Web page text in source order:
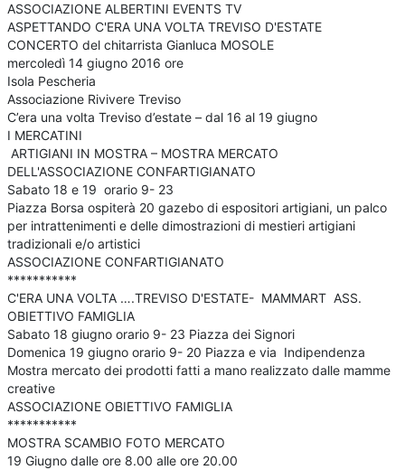
ASSOCIAZIONE ALBERTINI EVENTS TV
ASPETTANDO C'ERA UNA VOLTA TREVISO D'ESTATE
CONCERTO del chitarrista Gianluca MOSOLE
mercoledì 14 giugno 2016 ore
Isola Pescheria
Associazione Rivivere Treviso
C’era una volta Treviso d’estate – dal 16 al 19 giugno
I MERCATINI
ARTIGIANI IN MOSTRA – MOSTRA MERCATO
DELL'ASSOCIAZIONE CONFARTIGIANATO
Sabato 18 e 19 orario 9- 23
Piazza Borsa ospiterà 20 gazebo di espositori artigiani, un palco
per intrattenimenti e delle dimostrazioni di mestieri artigiani
tradizionali e/o artistici
ASSOCIAZIONE CONFARTIGIANATO
***********
C'ERA UNA VOLTA ….TREVISO D'ESTATE- MAMMART ASS.
OBIETTIVO FAMIGLIA
Sabato 18 giugno orario 9- 23 Piazza dei Signori
Domenica 19 giugno orario 9- 20 Piazza e via Indipendenza
Mostra mercato dei prodotti fatti a mano realizzato dalle mamme
creative
ASSOCIAZIONE OBIETTIVO FAMIGLIA
***********
MOSTRA SCAMBIO FOTO MERCATO
19 Giugno dalle ore 8.00 alle ore 20.00